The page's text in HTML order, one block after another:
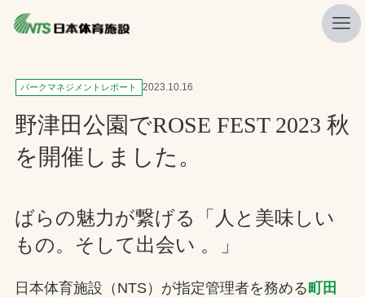
私たちの強み
ニュース
プレスリリース
製品・サービス一覧
施工・管理実績一覧
会社概要
パークマネジメントレポート 2023.10.16
野津田公園でROSE FEST 2023 秋
を開催しました。
ばらの魅力が繋げる「人と美味しい
もの。そして出会い 。」
日本体育施設（NTS）が指定管理者を務める町田